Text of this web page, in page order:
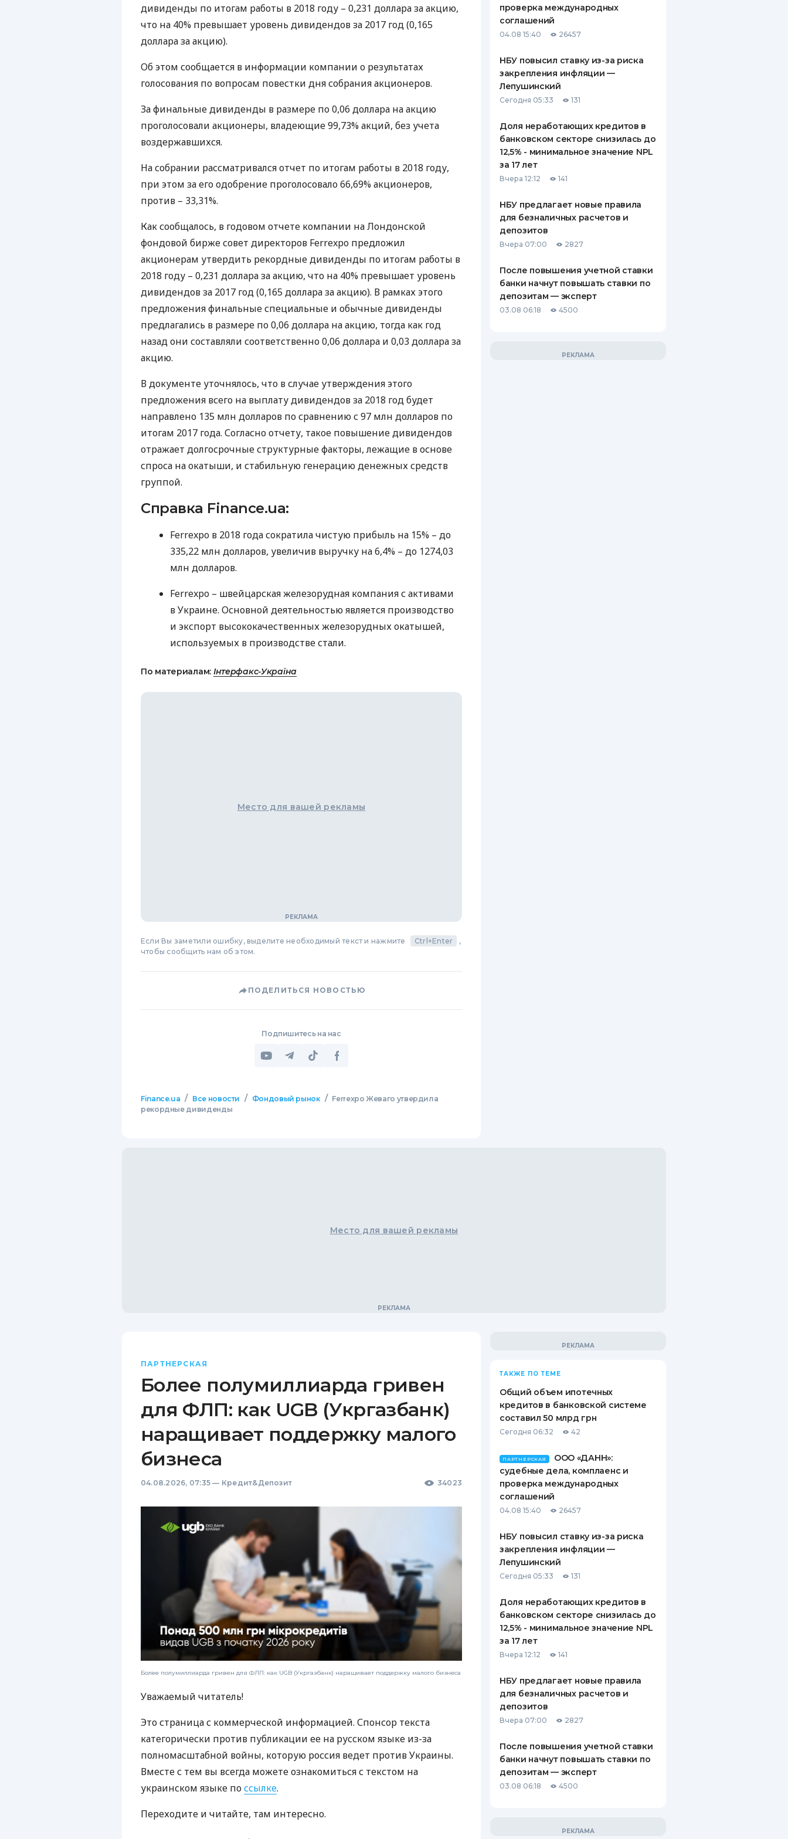
КЕШБЭКА
БАНКОВСКИМ КАРТАМ
ПУТЕВОДИТЕЛИ ПО
СТРАХОВЫЕ КОМПАНИИ
ОТЗЫВЫ О СТРАХОВЫХ
ДОСТАВКА И ОПЛАТА
КОНТАКТЫ
дивиденды по итогам работы в 2018 году – 0,231 доллара за акцию,
что на 40% превышает уровень дивидендов за 2017 год (0,165
доллара за акцию).
Об этом сообщается в информации компании о результатах
голосования по вопросам повестки дня собрания акционеров.
За финальные дивиденды в размере по 0,06 доллара на акцию
проголосовали акционеры, владеющие 99,73% акций, без учета
воздержавшихся.
На собрании рассматривался отчет по итогам работы в 2018 году,
при этом за его одобрение проголосовало 66,69% акционеров,
против – 33,31%.
Как сообщалось, в годовом отчете компании на Лондонской
фондовой бирже совет директоров Ferrexpo предложил
акционерам утвердить рекордные дивиденды по итогам работы в
2018 году – 0,231 доллара за акцию, что на 40% превышает уровень
дивидендов за 2017 год (0,165 доллара за акцию). В рамках этого
предложения финальные специальные и обычные дивиденды
предлагались в размере по 0,06 доллара на акцию, тогда как год
назад они составляли соответственно 0,06 доллара и 0,03 доллара за
акцию.
В документе уточнялось, что в случае утверждения этого
предложения всего на выплату дивидендов за 2018 год будет
направлено 135 млн долларов по сравнению с 97 млн долларов по
итогам 2017 года. Согласно отчету, такое повышение дивидендов
отражает долгосрочные структурные факторы, лежащие в основе
спроса на окатыши, и стабильную генерацию денежных средств
группой.
Справка Finance.ua:
Ferrexpo в 2018 года сократила чистую прибыль на 15% – до
335,22 млн долларов, увеличив выручку на 6,4% – до 1274,03
млн долларов.
Ferrexpo – швейцарская железорудная компания с активами
в Украине. Основной деятельностью является производство
и экспорт высококачественных железорудных окатышей,
используемых в производстве стали.
По материалам: Інтерфакс-Україна
Место для вашей рекламы
Если Вы заметили ошибку, выделите необходимый текст и нажмите Ctrl+Enter
,
чтобы сообщить нам об этом.
ПОДЕЛИТЬСЯ НОВОСТЬЮ
Подпишитесь на нас
Finance.ua / Все новости / Фондовый рынок / Ferrexpo Жеваго утвердила
рекордные дивиденды
проверка международных
соглашений
04.08 15:40 26457
НБУ повысил ставку из-за риска
закрепления инфляции —
Лепушинский
Сегодня 05:33 131
Доля неработающих кредитов в
банковском секторе снизилась до
12,5% - минимальное значение NPL
за 17 лет
Вчера 12:12 141
НБУ предлагает новые правила
для безналичных расчетов и
депозитов
Вчера 07:00 2827
После повышения учетной ставки
банки начнут повышать ставки по
депозитам — эксперт
03.08 06:18 4500
Место для вашей рекламы
ПАРТНЕРСКАЯ
Более полумиллиарда гривен
для ФЛП: как UGB (Укргазбанк)
наращивает поддержку малого
бизнеса
04.08.2026, 07:35 — Кредит&Депозит 34023
Более полумиллиарда гривен для ФЛП: как UGB (Укргазбанк) наращивает поддержку малого бизнеса
Уважаемый читатель!
Это страница с коммерческой информацией. Спонсор текста
категорически против публикации ее на русском языке из-за
полномасштабной войны, которую россия ведет против Украины.
Вместе с тем вы всегда можете ознакомиться с текстом на
украинском языке поссылке.
Переходите и читайте, там интересно.
ТАКЖЕ ПО ТЕМЕ
Общий объем ипотечных
кредитов в банковской системе
составил 50 млрд грн
Сегодня 06:32 42
ПАРТНЕРСКАЯ
ООО «ДАНН»:
судебные дела, комплаенс и
проверка международных
соглашений
04.08 15:40 26457
НБУ повысил ставку из-за риска
закрепления инфляции —
Лепушинский
Сегодня 05:33 131
Доля неработающих кредитов в
банковском секторе снизилась до
12,5% - минимальное значение NPL
за 17 лет
Вчера 12:12 141
НБУ предлагает новые правила
для безналичных расчетов и
депозитов
Вчера 07:00 2827
После повышения учетной ставки
банки начнут повышать ставки по
депозитам — эксперт
03.08 06:18 4500